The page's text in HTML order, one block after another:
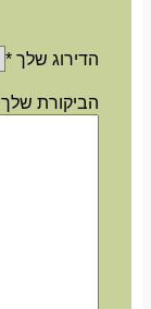
הדירוג שלך*
הביקורת שלך*